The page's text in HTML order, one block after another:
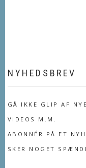
NYHEDSBREV
GÅ IKKE GLIP AF
VIDEOS M.M.
ABONNÉR PÅ ET
SKER NOGET